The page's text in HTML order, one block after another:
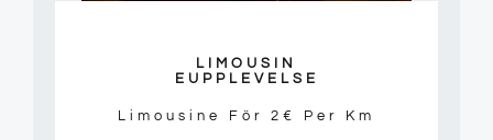
LIMOUSIN
EUPPLEVELSE
Limousine För 2€ Per Km